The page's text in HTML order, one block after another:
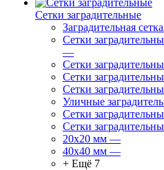
Сетки заградительные
Заградительная
Сетки
—
Сетки
Сетки
Сетки
Уличные
Сетки
Сетки
20х20 мм —
40х40 мм —
+ Ещё 7